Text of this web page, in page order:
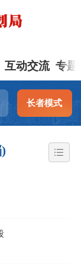
互动交流 专题
长者模式